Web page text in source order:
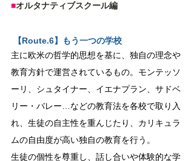
■オルタナティブスクール編
【Route.6】もう一つの学校
主に欧米の哲学的思想を基に、独自の理念や
教育方針で運営されているもの。モンテッソ
ーリ、シュタイナー、イエナプラン、サドベ
リー・バレー…などの教育法を各校で取り入
れ、生徒の自主性を重んじたり、カリキュラ
ムの自由度が高い独自の教育を行う。
生徒の個性を尊重し、話し合いや体験的な学